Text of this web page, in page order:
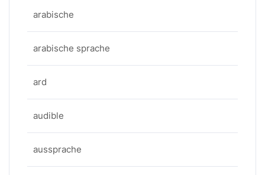
arabische
arabische sprache
ard
audible
aussprache